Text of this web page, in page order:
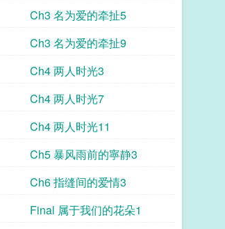
Ch3 名为爱的牵扯5
Ch3 名为爱的牵扯9
Ch4 两人时光3
Ch4 两人时光7
Ch4 两人时光11
Ch5 暴风雨前的寧静3
Ch6 指缝间的爱情3
Final 属于我们的花朵1